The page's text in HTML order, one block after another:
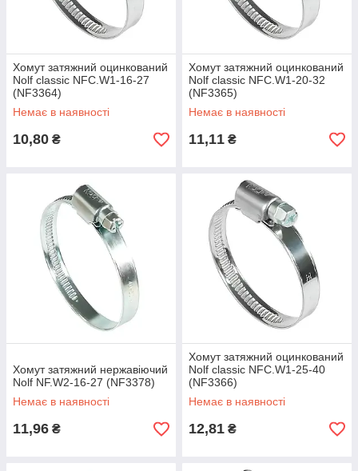
Хомут затяжний оцинкований
Nolf classic NFC.W1-16-27
(NF3364)
Немає в наявності
10,80 ₴
Хомут затяжний оцинкований
Nolf classic NFC.W1-20-32
(NF3365)
Немає в наявності
11,11 ₴
Хомут затяжний нержавіючий
Nolf NF.W2-16-27 (NF3378)
Немає в наявності
11,96 ₴
Хомут затяжний оцинкований
Nolf classic NFC.W1-25-40
(NF3366)
Немає в наявності
12,81 ₴